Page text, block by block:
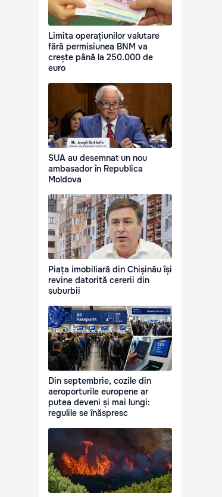
Limita operațiunilor valutare
fără permisiunea BNM va
crește până la 250.000 de
euro
SUA au desemnat un nou
ambasador în Republica
Moldova
Piața imobiliară din Chișinău își
revine datorită cererii din
suburbii
Din septembrie, cozile din
aeroporturile europene ar
putea deveni și mai lungi:
regulile se înăspresc